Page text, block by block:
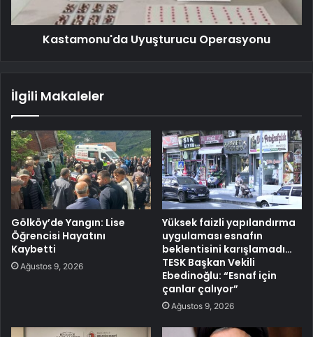
Kastamonu'da Uyuşturucu Operasyonu
İlgili Makaleler
Gölköy’de Yangın: Lise
Öğrencisi Hayatını
Kaybetti
Ağustos 9, 2026
Yüksek faizli yapılandırma
uygulaması esnafın
beklentisini karışlamadı…
TESK Başkan Vekili
Ebedinoğlu: “Esnaf için
çanlar çalıyor”
Ağustos 9, 2026